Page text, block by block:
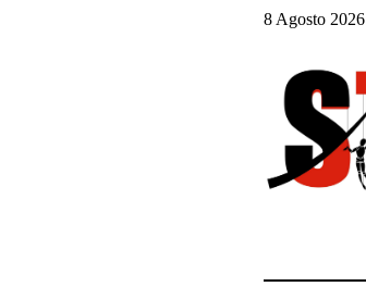
8 Agosto 2026